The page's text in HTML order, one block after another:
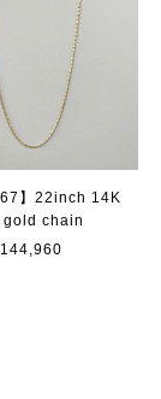
67】22inch 14K
chain